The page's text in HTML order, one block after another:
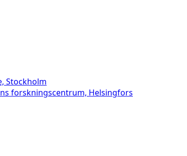
Stockholm
forskningscentrum, Helsingfors